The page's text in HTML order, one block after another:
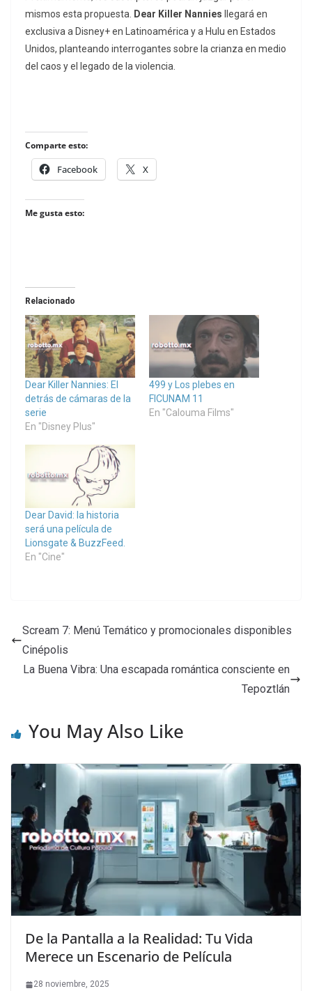
mismos esta propuesta.
Dear Killer Nannies llegará en
exclusiva a Disney+ en Latinoamérica y a Hulu en Estados
Unidos, planteando interrogantes sobre la crianza en medio
del caos y el legado de la violencia.
Comparte esto:
Facebook X
Me gusta esto:
Relacionado
Dear Killer Nannies: El
detrás de cámaras de la
serie
En "Disney Plus"
499 y Los plebes en
FICUNAM 11
En "Calouma Films"
Dear David: la historia
será una película de
Lionsgate & BuzzFeed.
En "Cine"
Scream 7: Menú Temático y promocionales disponibles
Cinépolis
La Buena Vibra: Una escapada romántica consciente en
Tepoztlán
You May Also Like
De la Pantalla a la Realidad: Tu Vida
Merece un Escenario de Película
28 noviembre, 2025